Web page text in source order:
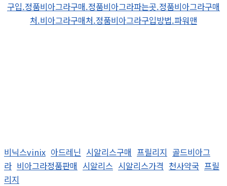
구입.정품비아그라구매.정품비아그라파는곳.정품비아그라구매
처.비아그라구매처.정품비아그라구입방법.파워맨
비닉스vinix 아드레닌 시알리스구매 프릴리지 골드비아그
라 비아그라정품판매 시알리스 시알리스가격 천사약국 프릴
리지